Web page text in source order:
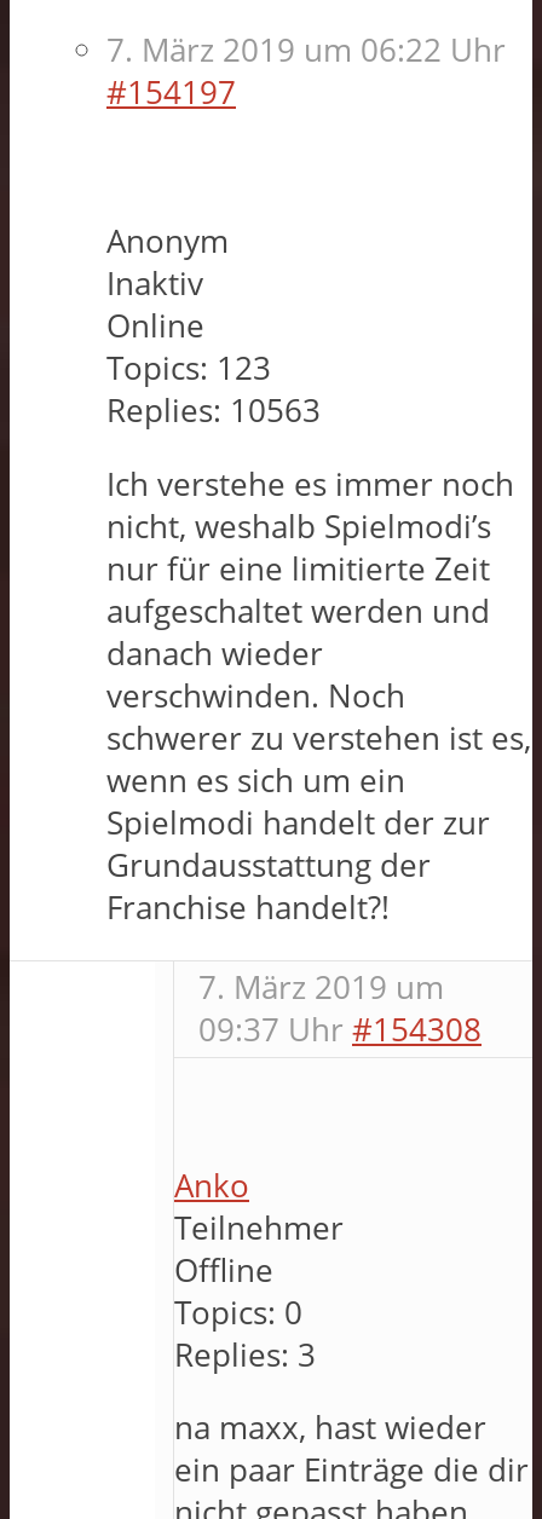
7. März 2019 um 06:22 Uhr
#154197
Anonym
Inaktiv
Online
Topics: 123
Replies: 10563
Ich verstehe es immer noch
nicht, weshalb Spielmodi’s
nur für eine limitierte Zeit
aufgeschaltet werden und
danach wieder
verschwinden. Noch
schwerer zu verstehen ist es,
wenn es sich um ein
Spielmodi handelt der zur
Grundausstattung der
Franchise handelt?!
7. März 2019 um
09:37 Uhr #154308
Anko
Teilnehmer
Offline
Topics: 0
Replies: 3
na maxx, hast wieder
ein paar Einträge die dir